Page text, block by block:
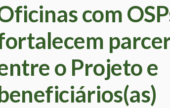
com
o Projeto e